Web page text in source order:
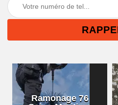
Ramonage 76